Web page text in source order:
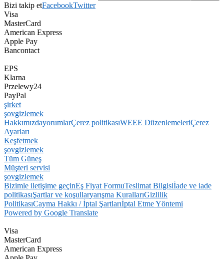
Bizi takip etFacebookTwitter
Visa
MasterCard
American Express
Apple Pay
Bancontact
EPS
Klarna
Przelewy24
PayPal
şirket
şovgizlemek
HakkımızdayorumlarÇerez politikasıWEEE DüzenlemeleriÇerez
Ayarları
Keşfetmek
şovgizlemek
Tüm Güneş
Müşteri servisi
şovgizlemek
Bizimle iletişime geçinEş Fiyat FormuTeslimat Bilgisiİade ve iade
politikasıŞartlar ve koşullaryarışma KurallarıGizlilik
PolitikasıCayma Hakkı / İptal Şartlarıİptal Etme Yöntemi
Powered by Google Translate
Visa
MasterCard
American Express